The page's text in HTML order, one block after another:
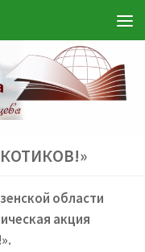
области
акция
.